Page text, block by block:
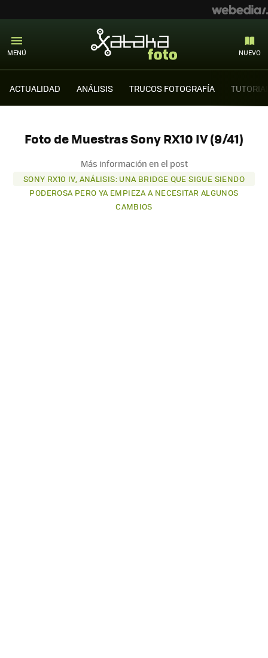
MENÚ NUEVO
ACTUALIDAD ANÁLISIS TRUCOS FOTOGRAFÍA
Foto de Muestras Sony RX10 IV (9/41)
Más información en el post
SONY RX10 IV, ANÁLISIS: UNA BRIDGE QUE SIGUE SIENDO
PODEROSA PERO YA EMPIEZA A NECESITAR ALGUNOS
CAMBIOS